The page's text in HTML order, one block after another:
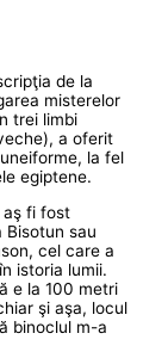
de la
misterelor
trei limbi
a oferit
la fel
egiptene.
aş fi fost
Bisotun sau
cel care a
istoria lumii.
e la 100 metri
şi aşa, locul
binoclul m-a